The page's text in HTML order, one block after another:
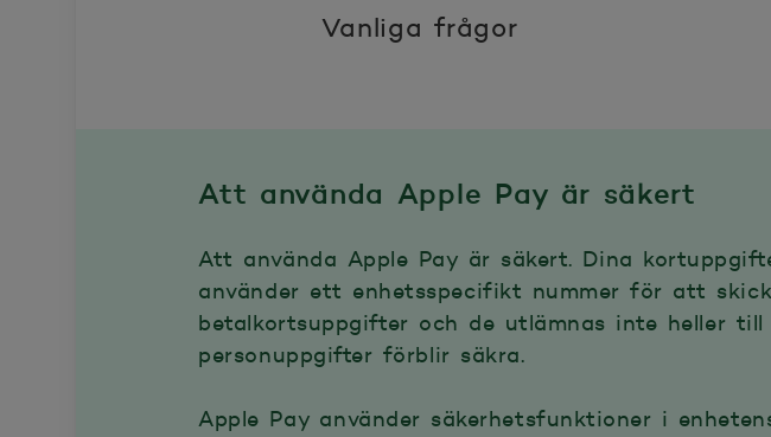
Vanliga frågor
Att använda Apple Pay är säkert
Att använda Apple Pay är säkert. Dina
använder ett enhetsspecifikt nummer för att
betalkortsuppgifter och de utlämnas inte heller
personuppgifter förblir säkra.
Apple Pay använder säkerhetsfunktioner i